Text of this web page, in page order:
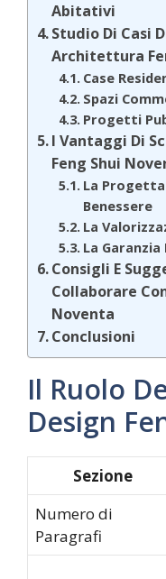
Abitativi
Studio Di Casi
Architettura
Case
Spazi
Progetti
I Vantaggi Di
Feng Shui
La
Benessere
La
La
Consigli E
Collaborare
Noventa
Conclusioni
Il Ruolo
Design
Sezione
Numero di
Paragrafi